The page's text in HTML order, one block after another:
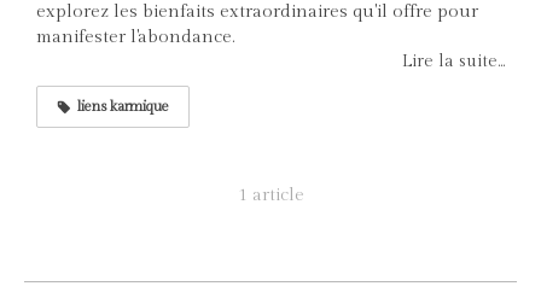
explorez les bienfaits extraordinaires qu'il offre pour
manifester l'abondance.
Lire la suite...
liens karmique
1 article